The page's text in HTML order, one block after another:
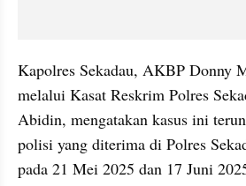
Kapolres Sekadau, AKBP Donny
melalui Kasat Reskrim Polres
Abidin, mengatakan kasus ini
polisi yang diterima di Polres
pada 21 Mei 2025 dan 17 Juni